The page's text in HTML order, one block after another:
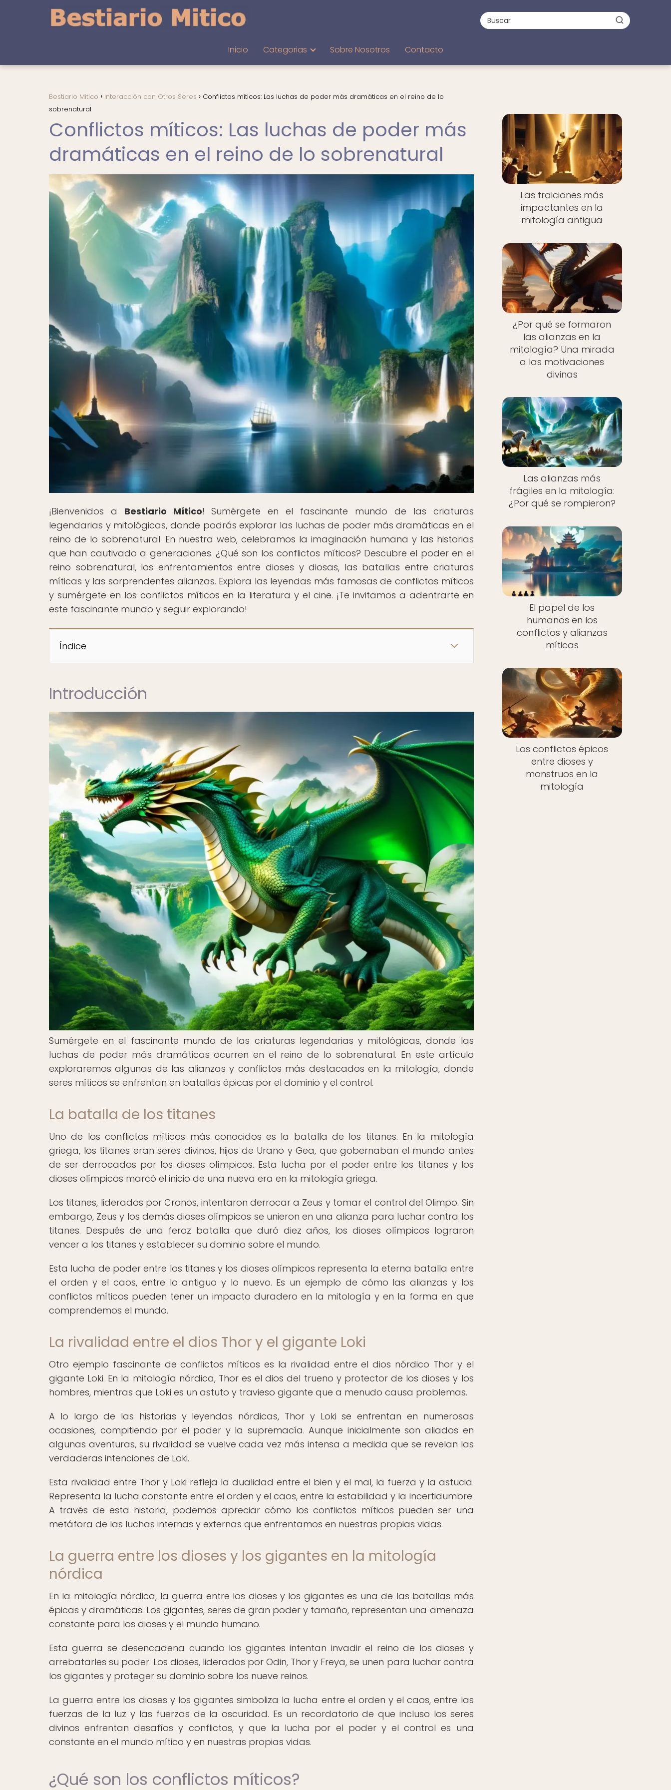
Inicio Categorias Sobre Nosotros Contacto
Bestiario Mitico Interacción con Otros Seres
Conflictos míticos: Las luchas de poder más dramáticas en el reino de lo
sobrenatural
Conflictos míticos: Las luchas de poder más
dramáticas en el reino de lo sobrenatural
¡Bienvenidos a Bestiario Mítico! Sumérgete en el fascinante mundo de las criaturas
legendarias y mitológicas, donde podrás explorar las luchas de poder más dramáticas en el
reino de lo sobrenatural. En nuestra web, celebramos la imaginación humana y las historias
que han cautivado a generaciones. ¿Qué son los conflictos míticos? Descubre el poder en el
reino sobrenatural, los enfrentamientos entre dioses y diosas, las batallas entre criaturas
míticas y las sorprendentes alianzas. Explora las leyendas más famosas de conflictos míticos
y sumérgete en los conflictos míticos en la literatura y el cine. ¡Te invitamos a adentrarte en
este fascinante mundo y seguir explorando!
Índice
Introducción
Sumérgete en el fascinante mundo de las criaturas legendarias y mitológicas, donde las
luchas de poder más dramáticas ocurren en el reino de lo sobrenatural. En este artículo
exploraremos algunas de las alianzas y conflictos más destacados en la mitología, donde
seres míticos se enfrentan en batallas épicas por el dominio y el control.
La batalla de los titanes
Uno de los conflictos míticos más conocidos es la batalla de los titanes. En la mitología
griega, los titanes eran seres divinos, hijos de Urano y Gea, que gobernaban el mundo antes
de ser derrocados por los dioses olímpicos. Esta lucha por el poder entre los titanes y los
dioses olímpicos marcó el inicio de una nueva era en la mitología griega.
Los titanes, liderados por Cronos, intentaron derrocar a Zeus y tomar el control del Olimpo. Sin
embargo, Zeus y los demás dioses olímpicos se unieron en una alianza para luchar contra los
titanes. Después de una feroz batalla que duró diez años, los dioses olímpicos lograron
vencer a los titanes y establecer su dominio sobre el mundo.
Esta lucha de poder entre los titanes y los dioses olímpicos representa la eterna batalla entre
el orden y el caos, entre lo antiguo y lo nuevo. Es un ejemplo de cómo las alianzas y los
conflictos míticos pueden tener un impacto duradero en la mitología y en la forma en que
comprendemos el mundo.
La rivalidad entre el dios Thor y el gigante Loki
Otro ejemplo fascinante de conflictos míticos es la rivalidad entre el dios nórdico Thor y el
gigante Loki. En la mitología nórdica, Thor es el dios del trueno y protector de los dioses y los
hombres, mientras que Loki es un astuto y travieso gigante que a menudo causa problemas.
A lo largo de las historias y leyendas nórdicas, Thor y Loki se enfrentan en numerosas
ocasiones, compitiendo por el poder y la supremacía. Aunque inicialmente son aliados en
algunas aventuras, su rivalidad se vuelve cada vez más intensa a medida que se revelan las
verdaderas intenciones de Loki.
Esta rivalidad entre Thor y Loki refleja la dualidad entre el bien y el mal, la fuerza y la astucia.
Representa la lucha constante entre el orden y el caos, entre la estabilidad y la incertidumbre.
A través de esta historia, podemos apreciar cómo los conflictos míticos pueden ser una
metáfora de las luchas internas y externas que enfrentamos en nuestras propias vidas.
La guerra entre los dioses y los gigantes en la mitología
nórdica
En la mitología nórdica, la guerra entre los dioses y los gigantes es una de las batallas más
épicas y dramáticas. Los gigantes, seres de gran poder y tamaño, representan una amenaza
constante para los dioses y el mundo humano.
Esta guerra se desencadena cuando los gigantes intentan invadir el reino de los dioses y
arrebatarles su poder. Los dioses, liderados por Odin, Thor y Freya, se unen para luchar contra
los gigantes y proteger su dominio sobre los nueve reinos.
La guerra entre los dioses y los gigantes simboliza la lucha entre el orden y el caos, entre las
fuerzas de la luz y las fuerzas de la oscuridad. Es un recordatorio de que incluso los seres
divinos enfrentan desafíos y conflictos, y que la lucha por el poder y el control es una
constante en el mundo mítico y en nuestras propias vidas.
¿Qué son los conflictos míticos?
Las traiciones más
impactantes en la
mitología antigua
¿Por qué se formaron
las alianzas en la
mitología? Una mirada
a las motivaciones
divinas
Las alianzas más
frágiles en la mitología:
¿Por qué se rompieron?
El papel de los
humanos en los
conflictos y alianzas
míticas
Los conflictos épicos
entre dioses y
monstruos en la
mitología